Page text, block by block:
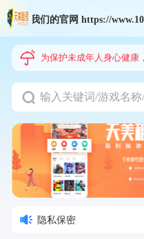
记住我们的官网 https://
为保护未成年人身心健康
输入关键词/游戏名
租号安全
隐私保密